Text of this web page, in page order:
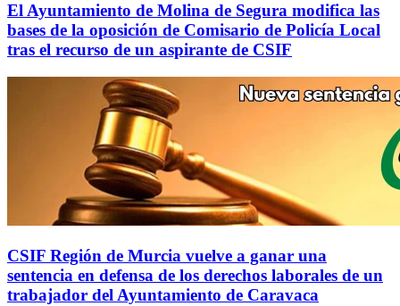
El Ayuntamiento de Molina de Segura modifica las
bases de la oposición de Comisario de Policía Local
tras el recurso de un aspirante de CSIF
CSIF Región de Murcia vuelve a ganar una
sentencia en defensa de los derechos laborales de un
trabajador del Ayuntamiento de Caravaca